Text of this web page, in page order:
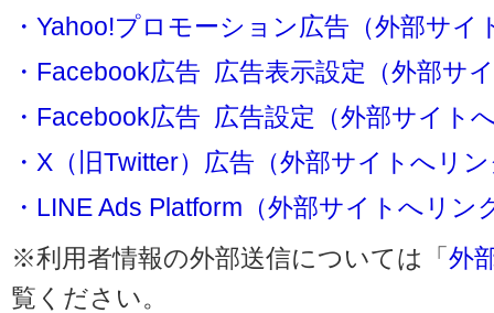
・Yahoo!プロモーション広告（外部サイ
・Facebook広告 広告表示設定（外部サ
・Facebook広告 広告設定（外部サイト
・X（旧Twitter）広告（外部サイトへリ
・LINE Ads Platform（外部サイトへリン
※利用者情報の外部送信については「外
覧ください。